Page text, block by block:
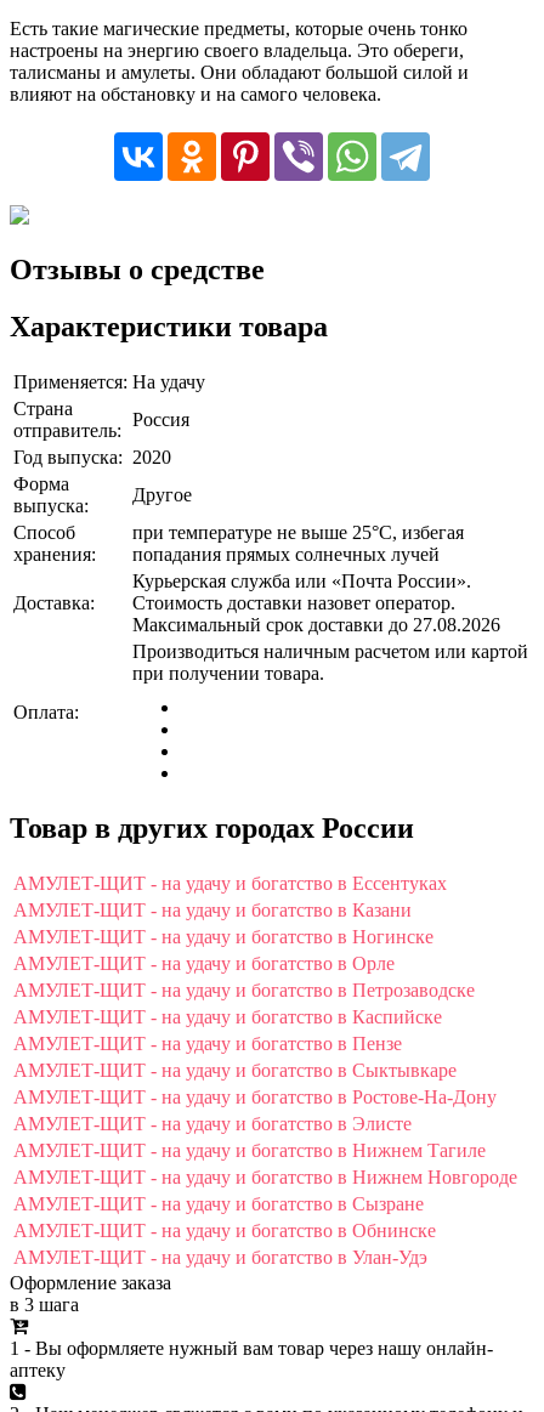
Есть такие магические предметы, которые очень тонко
настроены на энергию своего владельца. Это обереги,
талисманы и амулеты. Они обладают большой силой и
влияют на обстановку и на самого человека.
Отзывы о средстве
Характеристики товара
Применяется: На удачу
Страна
отправитель:
Россия
Год выпуска: 2020
Форма
выпуска:
Другое
Способ
хранения:
при температуре не выше 25°C, избегая
попадания прямых солнечных лучей
Доставка:
Курьерская служба или «Почта России».
Стоимость доставки назовет оператор.
Максимальный срок доставки до 27.08.2026
Оплата:
Производиться наличным расчетом или картой
при получении товара.
Товар в других городах России
АМУЛЕТ-ЩИТ - на удачу и богатство в Ессентуках
АМУЛЕТ-ЩИТ - на удачу и богатство в Казани
АМУЛЕТ-ЩИТ - на удачу и богатство в Ногинске
АМУЛЕТ-ЩИТ - на удачу и богатство в Орле
АМУЛЕТ-ЩИТ - на удачу и богатство в Петрозаводске
АМУЛЕТ-ЩИТ - на удачу и богатство в Каспийске
АМУЛЕТ-ЩИТ - на удачу и богатство в Пензе
АМУЛЕТ-ЩИТ - на удачу и богатство в Сыктывкаре
АМУЛЕТ-ЩИТ - на удачу и богатство в Ростове-На-Дону
АМУЛЕТ-ЩИТ - на удачу и богатство в Элисте
АМУЛЕТ-ЩИТ - на удачу и богатство в Нижнем Тагиле
АМУЛЕТ-ЩИТ - на удачу и богатство в Нижнем Новгороде
АМУЛЕТ-ЩИТ - на удачу и богатство в Сызране
АМУЛЕТ-ЩИТ - на удачу и богатство в Обнинске
АМУЛЕТ-ЩИТ - на удачу и богатство в Улан-Удэ
Оформление заказа
в 3 шага
1 - Вы оформляете нужный вам товар через нашу онлайн-
аптеку